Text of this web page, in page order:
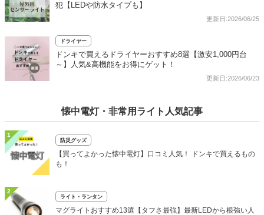
犯【LEDや防水タイプも】
更新日:2026/06/25
ドライヤー
ドンキで買えるドライヤーおすすめ8選【激安1,000円台
～】人気&高機能をお得にゲット！
更新日:2026/06/23
懐中電灯・非常用ライト人気記事
1
防災グッズ
【買ってよかった懐中電灯】口コミ人気！ ドンキで買えるもの
も！
2
ライト・ランタン
マグライトおすすめ13選【タフさ最強】最新LEDから根強い人